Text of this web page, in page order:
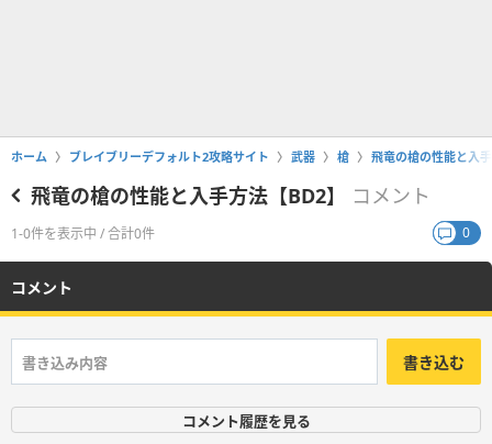
ホーム ブレイブリーデフォルト2攻略サイト 武器 槍 飛竜の槍の性能と入
飛竜の槍の性能と入手方法【BD2】 コメント
1-0件を表示中 / 合計0件 0
コメント
書き込む
コメント履歴を見る